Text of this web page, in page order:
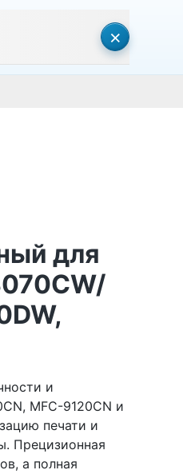
×
для
и
MFC-9120CN и
печати и
Прецизионная
а полная